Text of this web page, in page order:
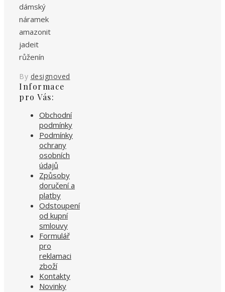
dámský
náramek
amazonit
jadeit
růženín
By designoved
Informace
pro Vás:
Obchodní
podmínky
Podmínky
ochrany
osobních
údajů
Způsoby
doručení a
platby
Odstoupení
od kupní
smlouvy
Formulář
pro
reklamaci
zboží
Kontakty
Novinky